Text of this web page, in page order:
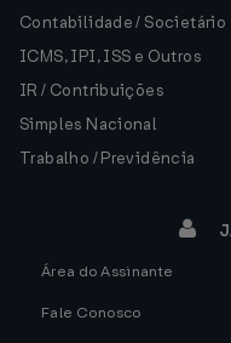
Contabilidade / Societário
ICMS, IPI, ISS e Outros
IR / Contribuições
Simples Nacional
Trabalho / Previdência
Área do Assinante
Fale Conosco